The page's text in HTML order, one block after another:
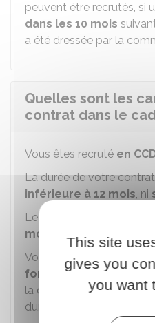
peuvent être recrutés, si
dans les 10 mois
a été dressée par la
Quelles sont les
contrat dans le
Vous êtes recruté en
La durée de votre
inférieure à 12 mois, ni
Le contrat comporte une
mois
Vous bénéficiez, au cours
formation
la durée ne peut pas
durée totale de votre
This site
gives you
you want